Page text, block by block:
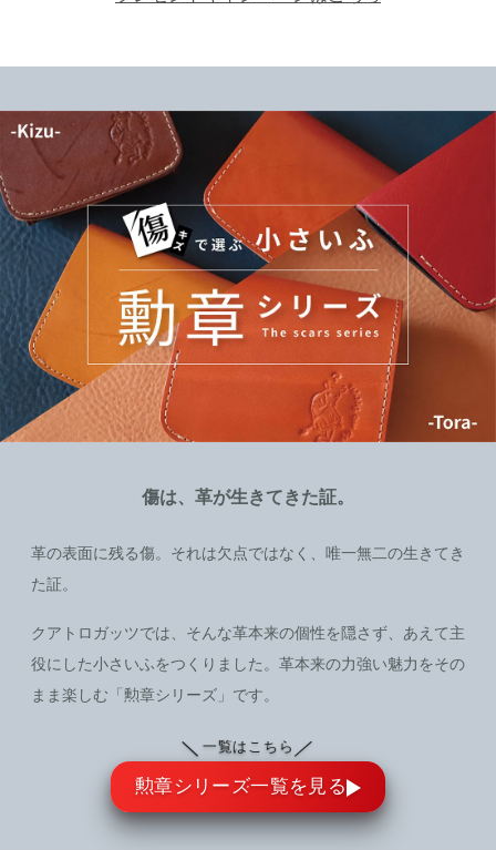
傷は、革が生きてきた証。
革の表面に残る傷。それは欠点ではなく、唯一無二の生きてき
た証。
クアトロガッツでは、そんな革本来の個性を隠さず、あえて主
役にした小さいふをつくりました。革本来の力強い魅力をその
まま楽しむ「勲章シリーズ」です。
＼ 一覧はこちら ／
勲章シリーズ一覧を見る